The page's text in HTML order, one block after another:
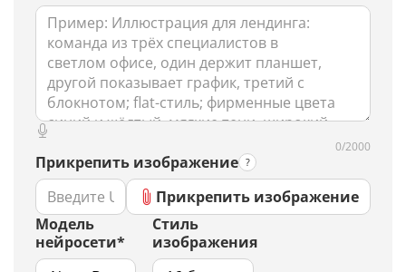
0/2000
Прикрепить изображение
Прикрепить изображение
Модель
нейросети*
Стиль
изображения